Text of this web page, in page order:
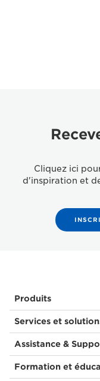
Cliquez ici
d'inspiration et
Produits
Services et
Assistance &
Formation et